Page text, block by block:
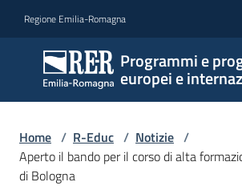
Regione Emilia-Romagna
Programmi e
europei e
Home / R-Educ / Notizie /
Aperto il bando per il corso di alta
di Bologna